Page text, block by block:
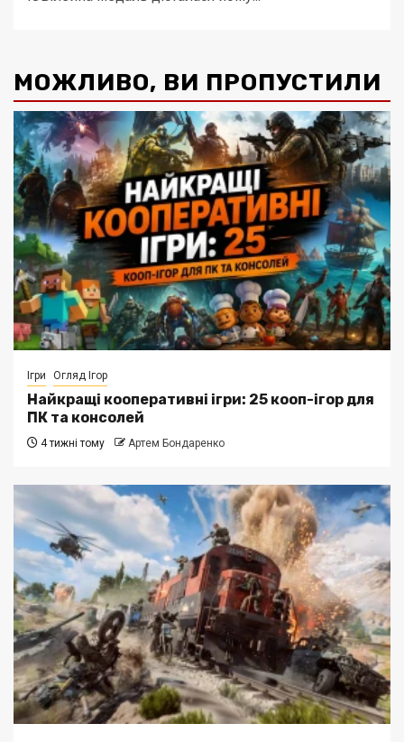
МОЖЛИВО, ВИ ПРОПУСТИЛИ
Ігри Огляд Ігор
Найкращі кооперативні ігри: 25 кооп-ігор для
ПК та консолей
4 тижні тому Артем Бондаренко